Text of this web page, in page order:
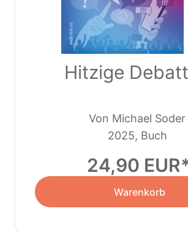
Hitzige
Von Michael Soder
2025, Buch
24,90 EUR
Warenkorb